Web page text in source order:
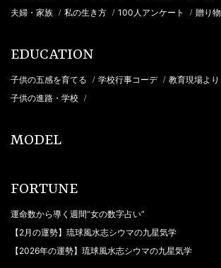
夫婦・家族 / 私の生き方 / 100人アンケート / 贈り物
EDUCATION
子供の五感を育てる / 学校行事コーデ / 教育現場より
子供の進路・学校 /
MODEL
FORTUNE
運命数から導く週間“女の数字占い”
【2月の運勢】琉球風水志シウマの九星気学
【2026年の運勢】琉球風水志シウマの九星気学